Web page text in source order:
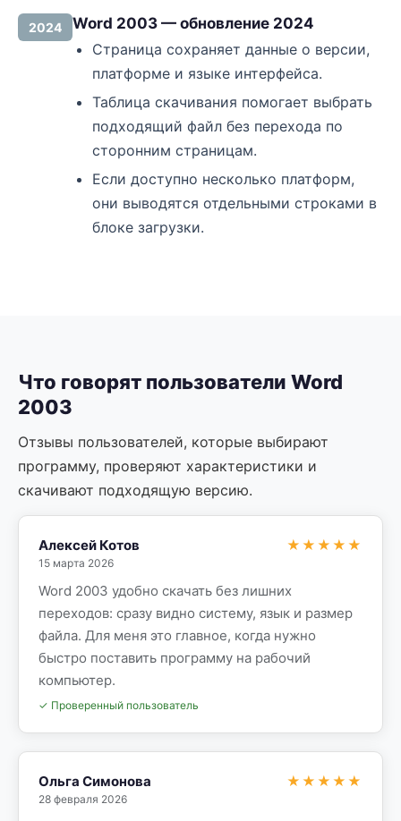
2024
Word 2003 — обновление 2024
Страница сохраняет данные о версии,
платформе и языке интерфейса.
Таблица скачивания помогает выбрать
подходящий файл без перехода по
сторонним страницам.
Если доступно несколько платформ,
они выводятся отдельными строками в
блоке загрузки.
Что говорят пользователи Word
2003
Отзывы пользователей, которые выбирают
программу, проверяют характеристики и
скачивают подходящую версию.
Алексей Котов
15 марта 2026
★★★★★
Word 2003 удобно скачать без лишних
переходов: сразу видно систему, язык и размер
файла. Для меня это главное, когда нужно
быстро поставить программу на рабочий
компьютер.
✓ Проверенный пользователь
Ольга Симонова
28 февраля 2026
★★★★★